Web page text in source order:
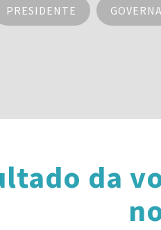
PRESIDENTE
da